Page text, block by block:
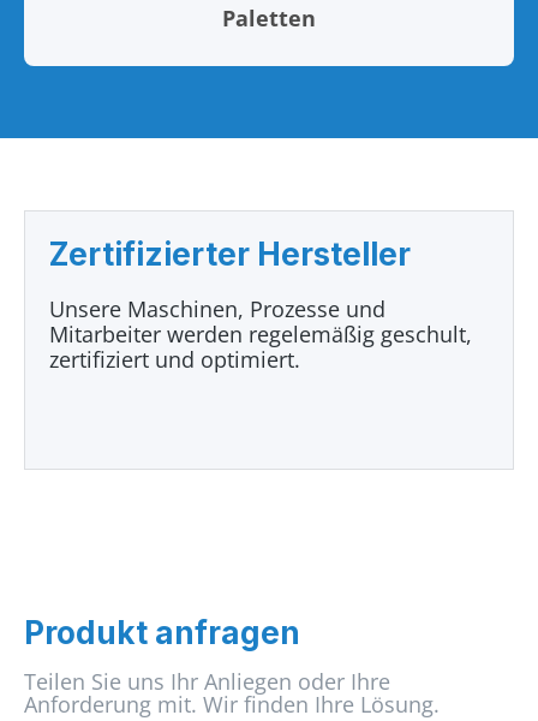
Paletten
Zertifizierter Hersteller
Unsere Maschinen, Prozesse und
Mitarbeiter werden regelemäßig geschult,
zertifiziert und optimiert.
Produkt anfragen
Teilen Sie uns Ihr Anliegen oder Ihre
Anforderung mit. Wir finden Ihre Lösung.